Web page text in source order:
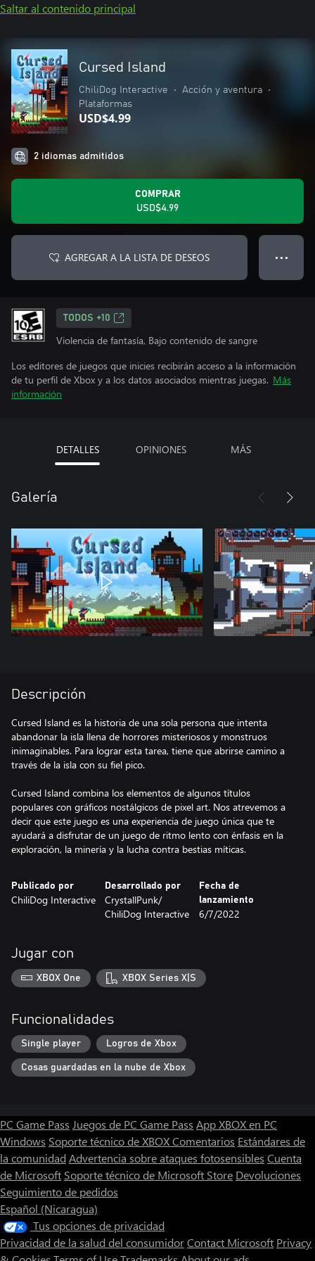
Saltar al contenido principal
Cursed Island
ChiliDog Interactive • Acción y aventura
•
Plataformas
USD$4.99
2 idiomas admitidos
COMPRAR
USD$4.99
AGREGAR A LA LISTA DE DESEOS ● ● ●
TODOS +10
Violencia de fantasía, Bajo contenido de sangre
Los editores de juegos que inicies recibirán acceso a la información
de tu perfil de Xbox y a los datos asociados mientras juegas. Más
información
DETALLES OPINIONES MÁS
Galería
Descripción
Cursed Island es la historia de una sola persona que intenta
abandonar la isla llena de horrores misteriosos y monstruos
inimaginables. Para lograr esta tarea, tiene que abrirse camino a
través de la isla con su fiel pico.
Cursed Island combina los elementos de algunos títulos
populares con gráficos nostálgicos de pixel art. Nos atrevemos a
decir que este juego es una experiencia de juego única que te
ayudará a disfrutar de un juego de ritmo lento con énfasis en la
exploración, la minería y la lucha contra bestias míticas.
Publicado por
ChiliDog Interactive
Desarrollado por
CrystallPunk/
ChiliDog Interactive
Fecha de
lanzamiento
6/7/2022
Jugar con
XBOX One XBOX Series X|S
Funcionalidades
Single player Logros de Xbox
Cosas guardadas en la nube de Xbox
PC Game Pass Juegos de PC Game Pass App XBOX en PC
Windows Soporte técnico de XBOXComentarios Estándares de
la comunidad Advertencia sobre ataques fotosensibles Cuenta
de Microsoft Soporte técnico de Microsoft Store Devoluciones
Seguimiento de pedidos
Español (Nicaragua)
Tus opciones de privacidad
Privacidad de la salud del consumidorContact Microsoft Privacy